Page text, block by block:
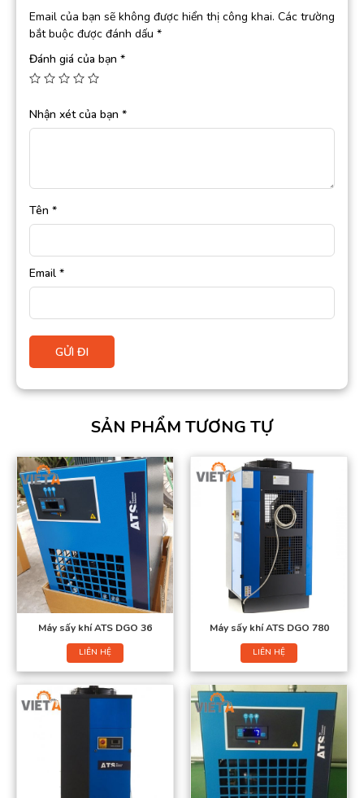
Email của bạn sẽ không được hiển thị công khai. Các trường
bắt buộc được đánh dấu *
Đánh giá của bạn *
Nhận xét của bạn *
Tên *
Email *
SẢN PHẨM TƯƠNG TỰ
Máy sấy khí ATS DGO 36
LIÊN HỆ
Máy sấy khí ATS DGO 780
LIÊN HỆ